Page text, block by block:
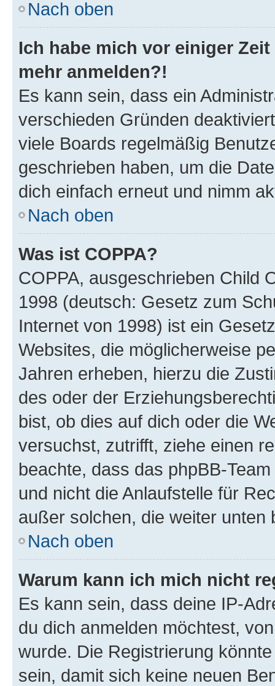
Nach oben
Ich habe mich vor einiger
mehr anmelden?!
Es kann sein, dass ein
verschieden Gründen
viele Boards regelmäßig
geschrieben haben, um die
dich einfach erneut und nimm
Nach oben
Was ist COPPA?
COPPA, ausgeschrieben Child
1998 (deutsch: Gesetz zum
Internet von 1998) ist ein
Websites, die möglicherweise
Jahren erheben, hierzu die
des oder der
bist, ob dies auf dich oder die
versuchst, zutrifft, ziehe einen
beachte, dass das phpBB-
und nicht die Anlaufstelle für
außer solchen, die weiter unten
Nach oben
Warum kann ich mich nicht
Es kann sein, dass deine IP-
du dich anmelden möchtest,
wurde. Die Registrierung
sein, damit sich keine neuen